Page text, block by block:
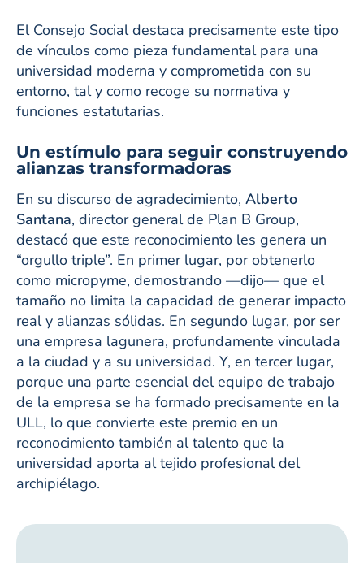
El Consejo Social destaca precisamente este tipo
de vínculos como pieza fundamental para una
universidad moderna y comprometida con su
entorno, tal y como recoge su normativa y
funciones estatutarias.
Un estímulo para seguir construyendo
alianzas transformadoras
En su discurso de agradecimiento, Alberto
Santana, director general de Plan B Group,
destacó que este reconocimiento les genera un
“orgullo triple”. En primer lugar, por obtenerlo
como micropyme, demostrando —dijo— que el
tamaño no limita la capacidad de generar impacto
real y alianzas sólidas. En segundo lugar, por ser
una empresa lagunera, profundamente vinculada
a la ciudad y a su universidad. Y, en tercer lugar,
porque una parte esencial del equipo de trabajo
de la empresa se ha formado precisamente en la
ULL, lo que convierte este premio en un
reconocimiento también al talento que la
universidad aporta al tejido profesional del
archipiélago.